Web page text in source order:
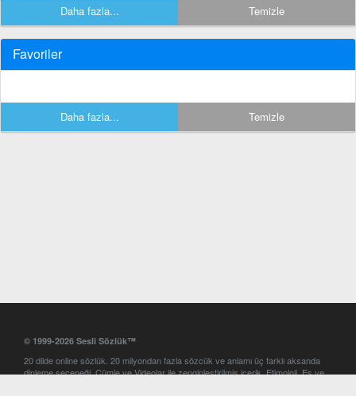
Daha fazla... Temizle
Favoriler
Daha fazla... Temizle
© 1999-2026 Sesli Sözlük™
20 dilde online sözlük. 20 milyondan fazla sözcük ve anlamı üç farklı aksanda
dinleme seçeneği. Cümle ve Videolar ile zenginleştirilmiş içerik. Etimoloji, Eş ve